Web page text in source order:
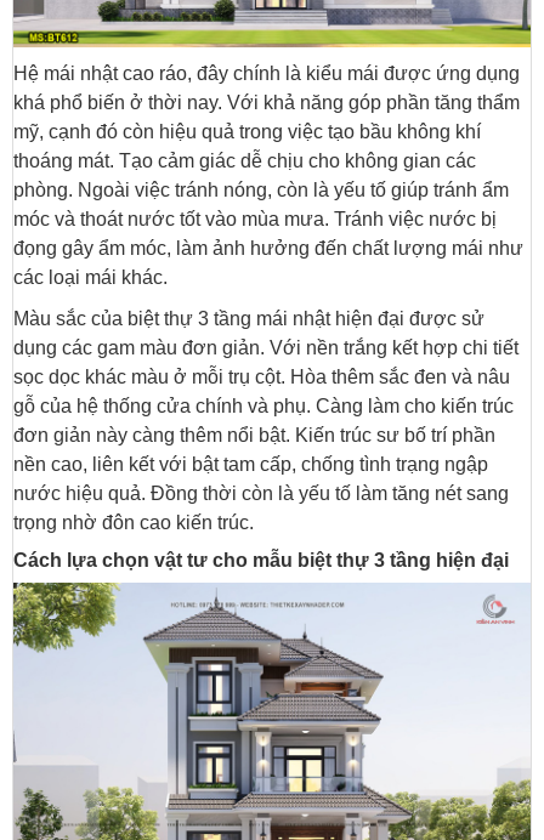
Hệ mái nhật cao ráo, đây chính là kiểu mái được ứng dụng
khá phổ biến ở thời nay. Với khả năng góp phần tăng thẩm
mỹ, cạnh đó còn hiệu quả trong việc tạo bầu không khí
thoáng mát. Tạo cảm giác dễ chịu cho không gian các
phòng. Ngoài việc tránh nóng, còn là yếu tố giúp tránh ẩm
móc và thoát nước tốt vào mùa mưa. Tránh việc nước bị
đọng gây ẩm móc, làm ảnh hưởng đến chất lượng mái như
các loại mái khác.
Màu sắc của biệt thự 3 tầng mái nhật hiện đại được sử
dụng các gam màu đơn giản. Với nền trắng kết hợp chi tiết
sọc dọc khác màu ở mỗi trụ cột. Hòa thêm sắc đen và nâu
gỗ của hệ thống cửa chính và phụ. Càng làm cho kiến trúc
đơn giản này càng thêm nổi bật. Kiến trúc sư bố trí phần
nền cao, liên kết với bật tam cấp, chống tình trạng ngập
nước hiệu quả. Đồng thời còn là yếu tố làm tăng nét sang
trọng nhờ đôn cao kiến trúc.
Cách lựa chọn vật tư cho mẫu biệt thự 3 tầng hiện đại